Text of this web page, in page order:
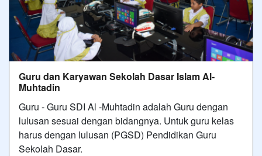
Guru dan Karyawan Sekolah Dasar Islam Al-
Muhtadin
Guru - Guru SDI Al -Muhtadin adalah Guru dengan
lulusan sesuai dengan bidangnya. Untuk guru kelas
harus dengan lulusan (PGSD) Pendidikan Guru
Sekolah Dasar.